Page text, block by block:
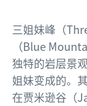
三姐妹峰（
（Blue
独特的岩层景
姐妹变成的。
在贾米逊谷（